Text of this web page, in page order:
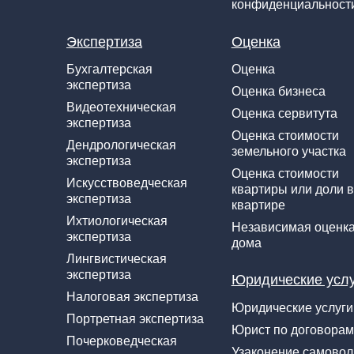
Экспертиза
Бухгалтерская
экспертиза
Видеотехническая
экспертиза
Дендрологическая
экспертиза
Искусствоведческая
экспертиза
Ихтиологическая
экспертиза
Лингвистическая
экспертиза
Налоговая экспертиза
Портретная экспертиза
Почерковедческая
Оценка
Оценка
Оценка бизнеса
Оценка сервитута
Оценка стоимости
земельного участка
Оценка стоимости
квартиры или доли в
квартире
Независимая
дома
Юридические
Юридические услуги
Юрист по договорам